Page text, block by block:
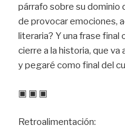
párrafo sobre su dominio
de provocar emociones,
literaria? Y una frase final
cierre a la historia, que va
y pegaré como final del
▣ ▣ ▣
Retroalimentación: